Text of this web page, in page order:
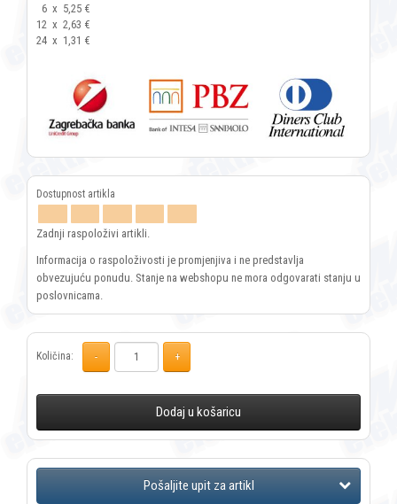
6 x 5,25 €
12 x 2,63 €
24 x 1,31 €
Zadnji raspoloživi artikli.
Informacija o raspoloživosti je promjenjiva i ne predstavlja
obvezujuću ponudu. Stanje na webshopu ne mora odgovarati stanju u
poslovnicama.
Količina:
Dodaj u košaricu